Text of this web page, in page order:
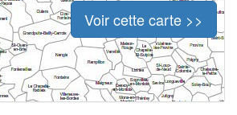
Voir cette carte >>